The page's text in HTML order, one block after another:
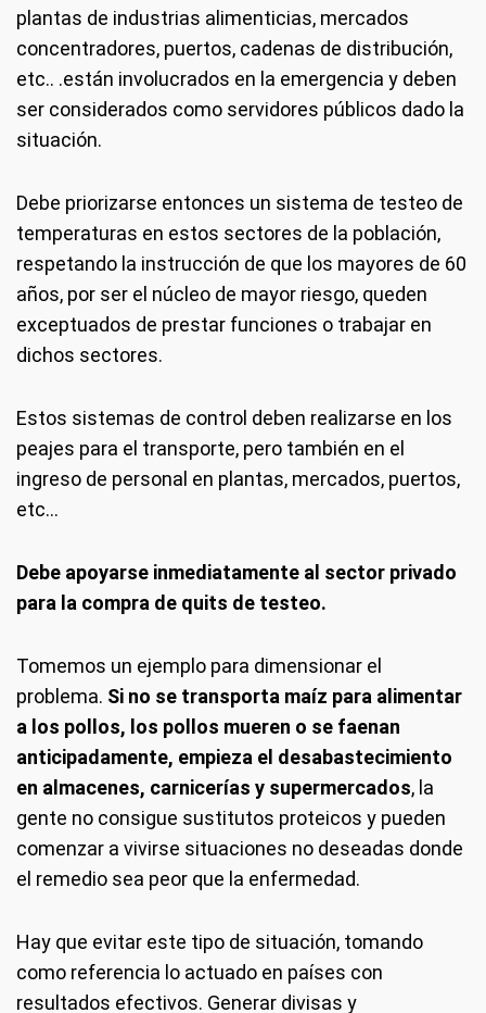
plantas de industrias alimenticias, mercados
concentradores, puertos, cadenas de distribución,
etc.. .están involucrados en la emergencia y deben
ser considerados como servidores públicos dado la
situación.
Debe priorizarse entonces un sistema de testeo de
temperaturas en estos sectores de la población,
respetando la instrucción de que los mayores de 60
años, por ser el núcleo de mayor riesgo, queden
exceptuados de prestar funciones o trabajar en
dichos sectores.
Estos sistemas de control deben realizarse en los
peajes para el transporte, pero también en el
ingreso de personal en plantas, mercados, puertos,
etc...
Debe apoyarse inmediatamente al sector privado
para la compra de quits de testeo.
Tomemos un ejemplo para dimensionar el
problema. Si no se transporta maíz para alimentar
a los pollos, los pollos mueren o se faenan
anticipadamente, empieza el desabastecimiento
en almacenes, carnicerías y supermercados, la
gente no consigue sustitutos proteicos y pueden
comenzar a vivirse situaciones no deseadas donde
el remedio sea peor que la enfermedad.
Hay que evitar este tipo de situación, tomando
como referencia lo actuado en países con
resultados efectivos. Generar divisas y